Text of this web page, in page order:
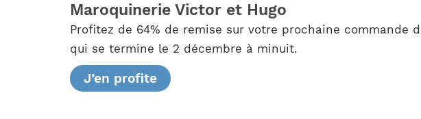
Maroquinerie Victor et Hugo
Profitez de 64% de remise sur votre prochaine commande
qui se termine le 2 décembre à minuit.
J’en profite